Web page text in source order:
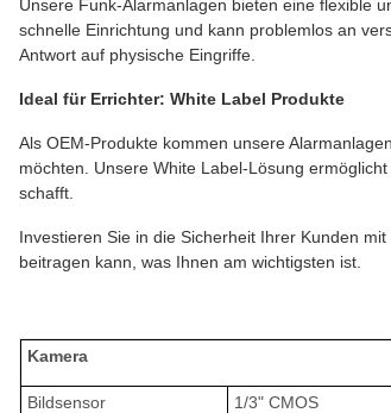
Unsere Funk-Alarmanlagen bieten eine flexible
schnelle Einrichtung und kann problemlos an
Antwort auf physische Eingriffe.
Ideal für Errichter: White Label Produkte
Als OEM-Produkte kommen unsere
möchten. Unsere White Label-Lösung
schafft.
Investieren Sie in die Sicherheit Ihrer Kunden
beitragen kann, was Ihnen am wichtigsten ist.
Kamera
Bildsensor 1/3" CMOS